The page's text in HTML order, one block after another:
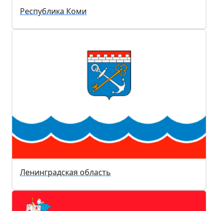
Республика Коми
Ленинградская область